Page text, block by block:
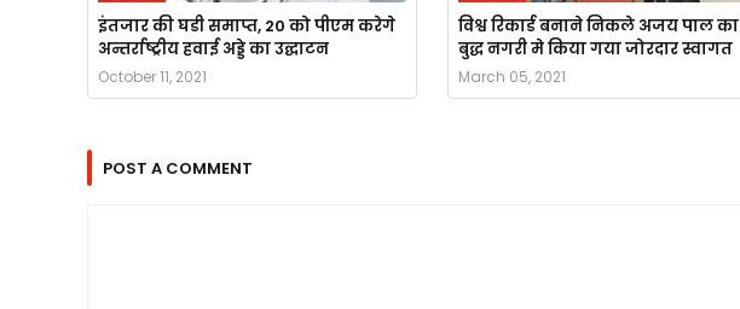
इंतजार की घडी समाप्त, 20 को पीएम करेगे
अन्तर्राष्ट्रीय हवाई अड्डे का उद्घाटन
October 11, 2021
विश्व रिकार्ड बनाने निकले अजय पाल का
बुद्ध नगरी मे किया गया जोरदार स्वागत
March 05, 2021
POST A COMMENT